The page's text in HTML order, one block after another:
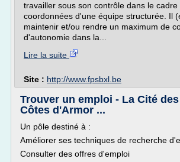
travailler sous son contrôle dans le cadre
coordonnées d'une équipe structurée. Il
maintenir et/ou rendre un maximum de
d'autonomie dans la...
Lire la suite
Site : http://www.fpsbxl.be
Trouver un emploi - La Cité
Côtes d'Armor ...
Un pôle destiné à :
Améliorer ses techniques de recherche
Consulter des offres d'emploi